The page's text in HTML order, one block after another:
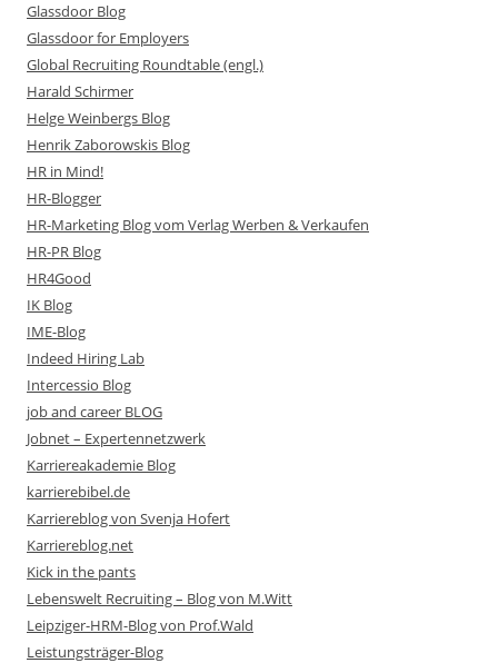
Glassdoor Blog
Glassdoor for Employers
Global Recruiting Roundtable (engl.)
Harald Schirmer
Helge Weinbergs Blog
Henrik Zaborowskis Blog
HR in Mind!
HR-Blogger
HR-Marketing Blog vom Verlag Werben & Verkaufen
HR-PR Blog
HR4Good
IK Blog
IME-Blog
Indeed Hiring Lab
Intercessio Blog
job and career BLOG
Jobnet – Expertennetzwerk
Karriereakademie Blog
karrierebibel.de
Karriereblog von Svenja Hofert
Karriereblog.net
Kick in the pants
Lebenswelt Recruiting – Blog von M.Witt
Leipziger-HRM-Blog von Prof.Wald
Leistungsträger-Blog